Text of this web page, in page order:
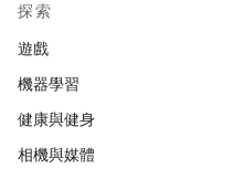
探索
遊戲
機器學習
健康與健身
相機與媒體